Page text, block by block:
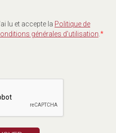
lu et accepte la Politique de
générales d'utilisation *